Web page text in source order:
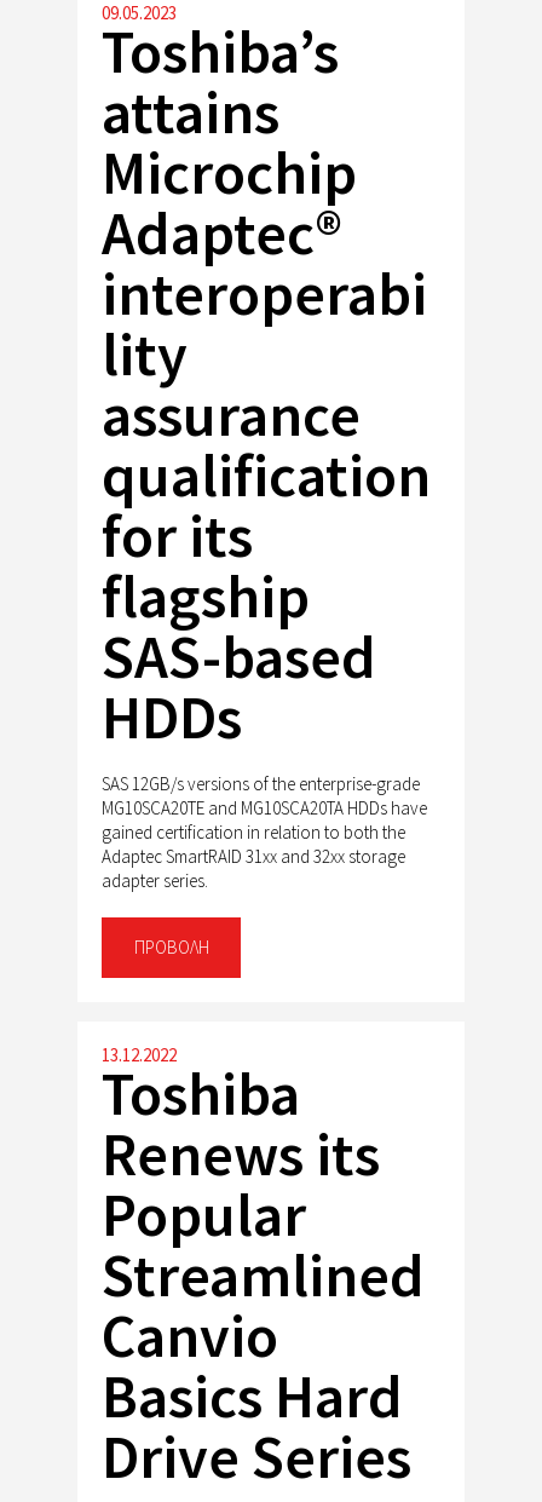
09.05.2023
Toshiba’s
attains
Microchip
Adaptec®
interoperabi
lity
assurance
qualification
for its
flagship
SAS-based
HDDs
SAS 12GB/s versions of the enterprise-grade
MG10SCA20TE and MG10SCA20TA HDDs have
gained certification in relation to both the
Adaptec SmartRAID 31xx and 32xx storage
adapter series.
ΠΡΟΒΟΛΉ
13.12.2022
Toshiba
Renews its
Popular
Streamlined
Canvio
Basics Hard
Drive Series